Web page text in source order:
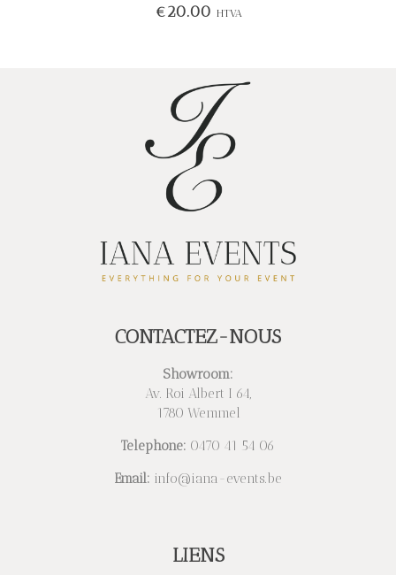
€20.00 HTVA
CONTACTEZ-NOUS
Showroom:
Av. Roi Albert I 64,
1780 Wemmel
Telephone: 0470 41 54 06
Email: info@iana-events.be
LIENS